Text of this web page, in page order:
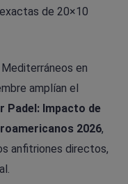
de 20×10
en
amplían el
Padel: Impacto de
2026,
anfitriones directos,